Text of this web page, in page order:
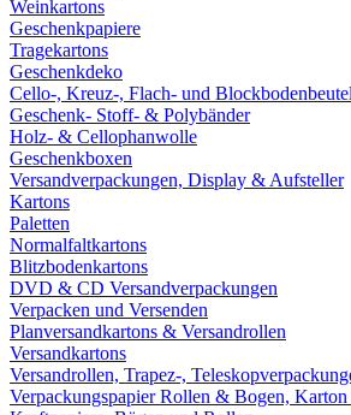
Weinkartons
Geschenkpapiere
Tragekartons
Geschenkdeko
Cello-, Kreuz-, Flach- und Blockbodenbeutel
Geschenk- Stoff- & Polybänder
Holz- & Cellophanwolle
Geschenkboxen
Versandverpackungen, Display & Aufsteller
Kartons
Paletten
Normalfaltkartons
Blitzbodenkartons
DVD & CD Versandverpackungen
Verpacken und Versenden
Planversandkartons & Versandrollen
Versandkartons
Versandrollen, Trapez-,
Verpackungspapier Rollen & Bogen,